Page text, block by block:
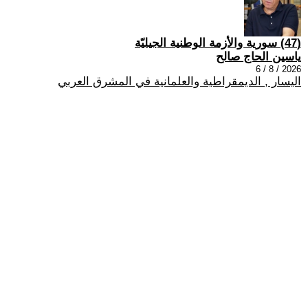
(47) سورية والأزمة الوطنية الجيليّة
ياسين الحاج صالح
2026 / 8 / 6
اليسار , الديمقراطية والعلمانية في المشرق العربي